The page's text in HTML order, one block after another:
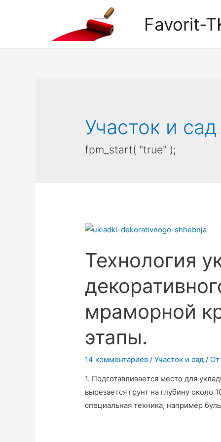
Favorit-
Участок и сад
fpm_start( "true" );
Технология
мраморной
этапы.
14 комментариев /Участок и сад / От
1. Подготавливается место для
вырезается грунт на глубину около
специальная техника, например